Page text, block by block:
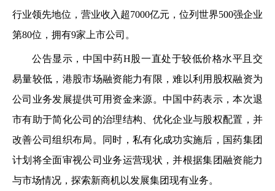
行业领先地位，营业收入超7000亿元，位列世界500强企业
第80位，拥有9家上市公司。
公告显示，中国中药H股一直处于较低价格水平且交
易量较低，港股市场融资能力有限，难以利用股权融资为
公司业务发展提供可用资金来源。中国中药表示，本次退
市有助于简化公司的治理结构、优化企业与股权配置，并
改善公司组织布局。同时，私有化成功实施后，国药集团
计划将全面审视公司业务运营现状，并根据集团融资能力
与市场情况，探索新商机以发展集团现有业务。